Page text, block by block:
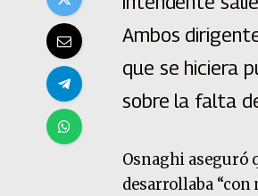
Ambos
que se hiciera
sobre la falta
Osnaghi aseguró
desarrollaba